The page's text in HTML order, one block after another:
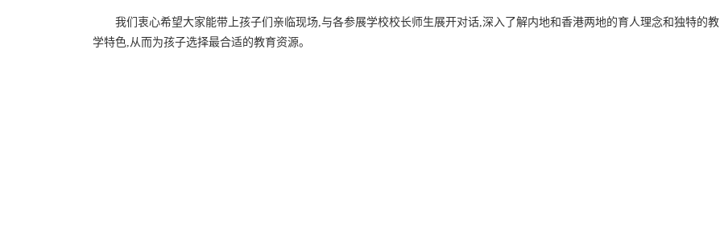
我们衷心希望大家能带上孩子们亲临现场,与各参展学校校长师生展开对话,深入了解内地和香港两地的育人理念和独特的教
学特色,从而为孩子选择最合适的教育资源。